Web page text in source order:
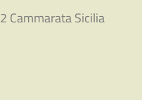
Cammarata Sicilia